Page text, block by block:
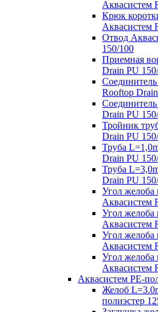
Аквасистем
Крюк
Аквасистем
Отвод
150/100
Приемная
Drain PU
Rooftop
Drain PU
Тройник
Drain PU
Труба
Drain PU
Труба
Drain PU
Угол
Аквасистем
Угол
Аквасистем
Угол желоба
Аквасистем
Угол желоба
Аквасистем
Аквасистем PE-
Желоб
полиэстер